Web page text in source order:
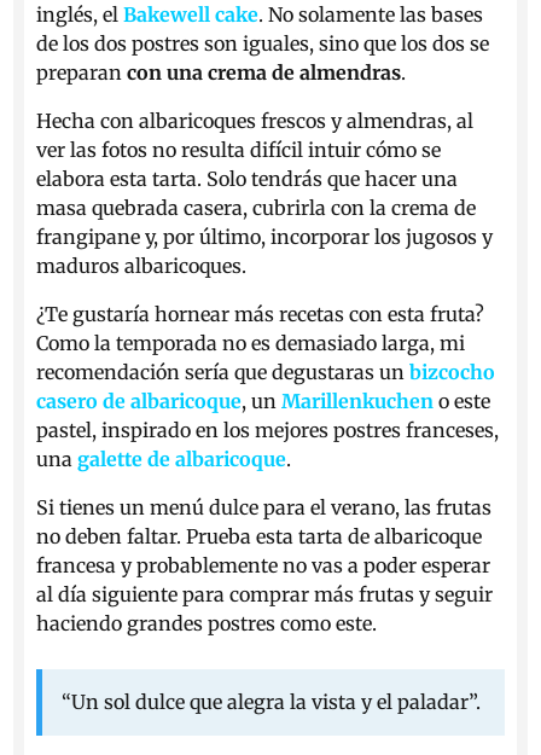
inglés, elBakewell cake. No solamente las bases
de los dos postres son iguales, sino que los dos se
preparancon una crema de almendras.
Hecha con albaricoques frescos y almendras, al
ver las fotos no resulta difícil intuir cómo se
elabora esta tarta. Solo tendrás que hacer una
masa quebrada casera, cubrirla con la crema de
frangipane y, por último, incorporar los jugosos y
maduros albaricoques.
¿Te gustaría hornear más recetas con esta fruta?
Como la temporada no es demasiado larga, mi
recomendación sería que degustaras unbizcocho
casero de albaricoque, unMarillenkuchen o este
pastel, inspirado en los mejores postres franceses,
unagalette de albaricoque.
Si tienes un menú dulce para el verano, las frutas
no deben faltar. Prueba esta tarta de albaricoque
francesa y probablemente no vas a poder esperar
al día siguiente para comprar más frutas y seguir
haciendo grandes postres como este.
“Un sol dulce que alegra la vista y el paladar”.